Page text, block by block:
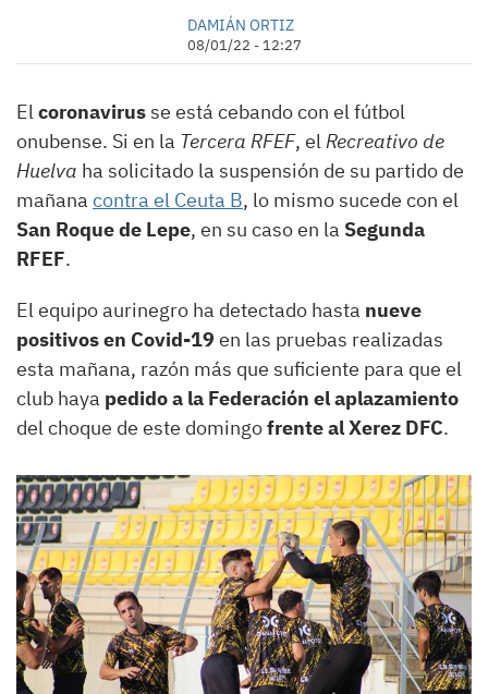
DAMIÁN ORTIZ
08/01/22 - 12:27
Elcoronavirusse está cebando con el fútbol
onubense. Si en la Tercera RFEF, elRecreativo de
Huelva ha solicitado la suspensión de su partido de
mañana contra el Ceuta B, lo mismo sucede con el
San Roque de Lepe, en su caso en la Segunda
RFEF.
El equipo aurinegro ha detectado hasta nueve
positivos en Covid-19 en las pruebas realizadas
esta mañana, razón más que suficiente para que el
club haya pedido a la Federación el aplazamiento
del choque de este domingofrente al Xerez DFC.